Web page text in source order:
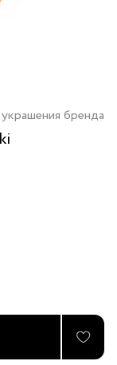
бренда